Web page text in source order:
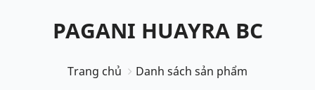
PAGANI HUAYRA BC
Trang chủ Danh sách sản phẩm